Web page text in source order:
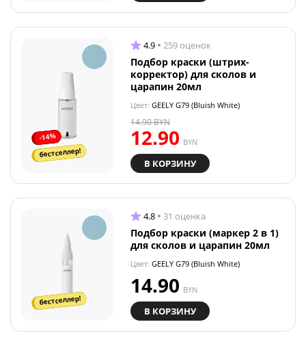
-14%
бестселлер!
4.9 259 оценок
Подбор краски (штрих-
корректор) для сколов и
царапин 20мл
Цвет: GEELY G79 (Bluish White)
12.90 BYN
14.90BYN
В КОРЗИНУ
бестселлер!
4.8 31 оценка
Подбор краски (маркер 2 в 1)
для сколов и царапин 20мл
Цвет: GEELY G79 (Bluish White)
14.90 BYN
В КОРЗИНУ